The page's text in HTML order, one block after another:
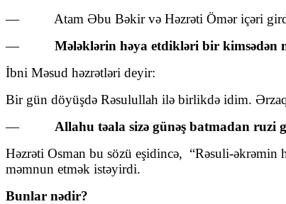
— Atam Əbu Bəkir və Həzrəti Ömər içəri
— Mələklərin həya etdikləri bir kimsədən
İbni Məsud həzrətləri deyir:
Bir gün döyüşdə Rəsulullah ilə birlikdə idim.
— Allahu təala sizə günəş batmadan ruzi
Həzrəti Osman bu sözü eşidincə, “Rəsuli-əkrəmin
məmnun etmək istəyirdi.
Bunlar nədir?